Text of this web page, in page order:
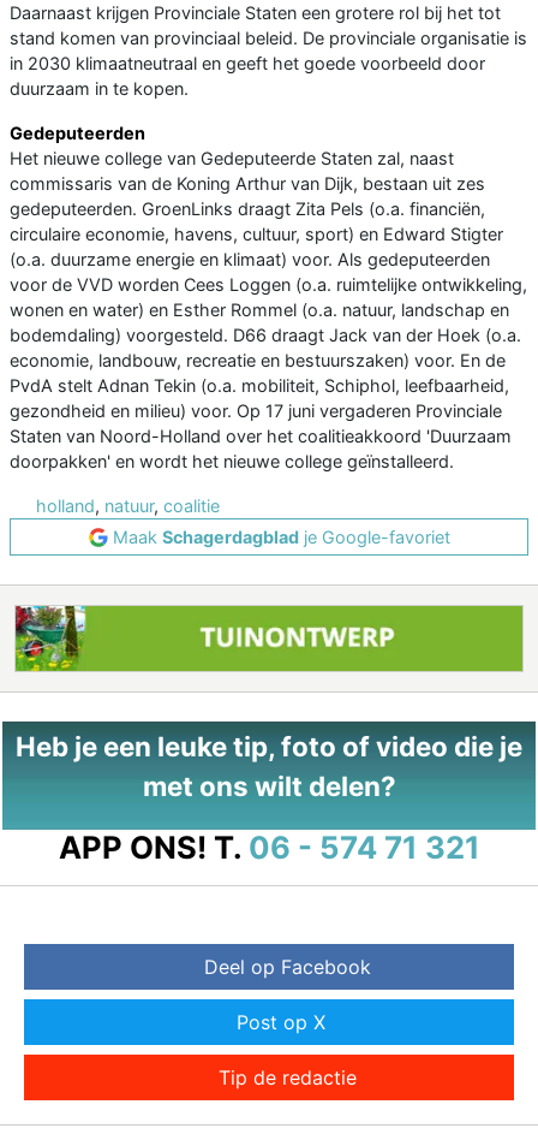
Daarnaast krijgen Provinciale Staten een grotere rol bij het tot
stand komen van provinciaal beleid. De provinciale organisatie is
in 2030 klimaatneutraal en geeft het goede voorbeeld door
duurzaam in te kopen.
Gedeputeerden
Het nieuwe college van Gedeputeerde Staten zal, naast
commissaris van de Koning Arthur van Dijk, bestaan uit zes
gedeputeerden. GroenLinks draagt Zita Pels (o.a. financiën,
circulaire economie, havens, cultuur, sport) en Edward Stigter
(o.a. duurzame energie en klimaat) voor. Als gedeputeerden
voor de VVD worden Cees Loggen (o.a. ruimtelijke ontwikkeling,
wonen en water) en Esther Rommel (o.a. natuur, landschap en
bodemdaling) voorgesteld. D66 draagt Jack van der Hoek (o.a.
economie, landbouw, recreatie en bestuurszaken) voor. En de
PvdA stelt Adnan Tekin (o.a. mobiliteit, Schiphol, leefbaarheid,
gezondheid en milieu) voor. Op 17 juni vergaderen Provinciale
Staten van Noord-Holland over het coalitieakkoord 'Duurzaam
doorpakken' en wordt het nieuwe college geïnstalleerd.
holland, natuur, coalitie
Maak Schagerdagbladje Google-favoriet
Heb je een leuke tip, foto of video die je
met ons wilt delen?
APP ONS! T. 06 - 574 71 321
Deel op Facebook
Post op X
Tip de redactie